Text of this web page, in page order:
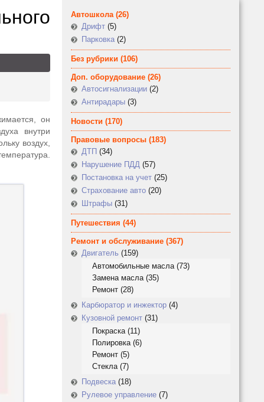
он
внутри
воздух,
Автошкола(26)
Дрифт (5)
Парковка (2)
Без рубрики (106)
Доп. оборудование (26)
Автосигнализации (2)
Антирадары (3)
Новости (170)
Правовые вопросы (183)
ДТП (34)
Нарушение ПДД (57)
Постановка на учет (25)
Страхование авто (20)
Штрафы (31)
Путешествия (44)
Ремонт и обслуживание (367)
Двигатель (159)
Автомобильные масла(73)
Замена масла(35)
Ремонт (28)
Карбюратор и инжектор (4)
Кузовной ремонт (31)
Покраска(11)
Полировка(6)
Ремонт (5)
Стекла(7)
Подвеска (18)
Рулевое управление (7)